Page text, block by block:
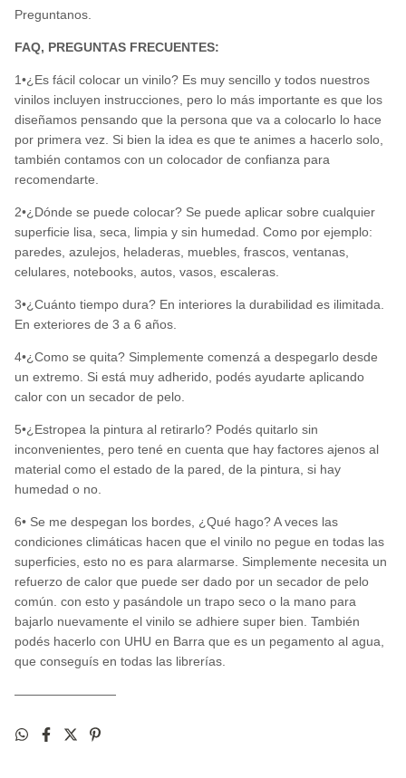
Preguntanos.
FAQ, PREGUNTAS FRECUENTES:
1•¿Es fácil colocar un vinilo? Es muy sencillo y todos nuestros
vinilos incluyen instrucciones, pero lo más importante es que los
diseñamos pensando que la persona que va a colocarlo lo hace
por primera vez. Si bien la idea es que te animes a hacerlo solo,
también contamos con un colocador de confianza para
recomendarte.
2•¿Dónde se puede colocar? Se puede aplicar sobre cualquier
superficie lisa, seca, limpia y sin humedad. Como por ejemplo:
paredes, azulejos, heladeras, muebles, frascos, ventanas,
celulares, notebooks, autos, vasos, escaleras.
3•¿Cuánto tiempo dura? En interiores la durabilidad es ilimitada.
En exteriores de 3 a 6 años.
4•¿Como se quita? Simplemente comenzá a despegarlo desde
un extremo. Si está muy adherido, podés ayudarte aplicando
calor con un secador de pelo.
5•¿Estropea la pintura al retirarlo? Podés quitarlo sin
inconvenientes, pero tené en cuenta que hay factores ajenos al
material como el estado de la pared, de la pintura, si hay
humedad o no.
6• Se me despegan los bordes, ¿Qué hago? A veces las
condiciones climáticas hacen que el vinilo no pegue en todas las
superficies, esto no es para alarmarse. Simplemente necesita un
refuerzo de calor que puede ser dado por un secador de pelo
común. con esto y pasándole un trapo seco o la mano para
bajarlo nuevamente el vinilo se adhiere super bien. También
podés hacerlo con UHU en Barra que es un pegamento al agua,
que conseguís en todas las librerías.
————————